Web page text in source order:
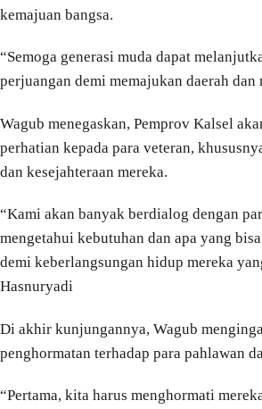
kemajuan bangsa.
“Semoga generasi muda dapat
perjuangan demi memajukan daerah dan
Wagub menegaskan, Pemprov Kalsel
perhatian kepada para veteran,
dan kesejahteraan mereka.
“Kami akan banyak berdialog dengan
mengetahui kebutuhan dan apa yang
demi keberlangsungan hidup mereka
Hasnuryadi
Di akhir kunjungannya, Wagub
penghormatan terhadap para pahlawan
“Pertama, kita harus menghormati